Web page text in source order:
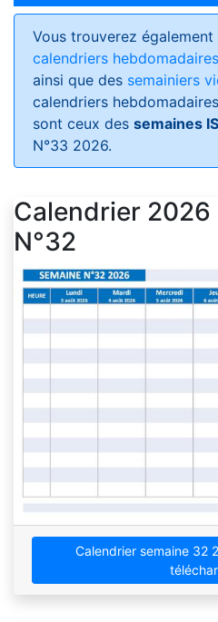
Vous trouverez
calendriers
ainsi que des semainiers
calendriers
sont ceux des semaines
N°33 2026.
Calendrier 2026
N°32
Calendrier semaine 32